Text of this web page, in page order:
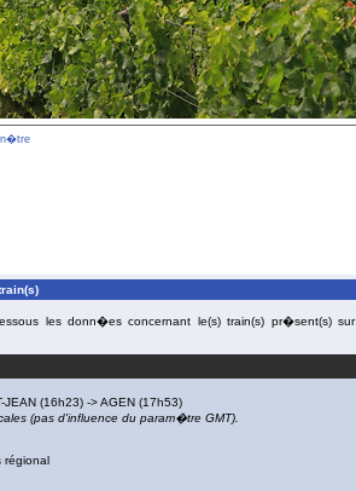
les donn�es concernant le(s) train(s) pr�sent(s)
JEAN (16h23) ->AGEN (17h53)
(pas d'influence du param�tre GMT).
régional